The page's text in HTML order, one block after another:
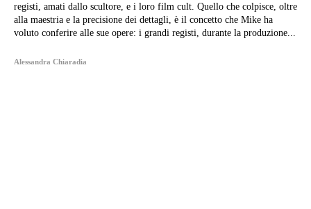
registi, amati dallo scultore, e i loro film cult. Quello che colpisce, oltre
alla maestria e la precisione dei dettagli, è il concetto che Mike ha
voluto conferire alle sue opere: i grandi registi, durante la produzione...
Alessandra Chiaradia